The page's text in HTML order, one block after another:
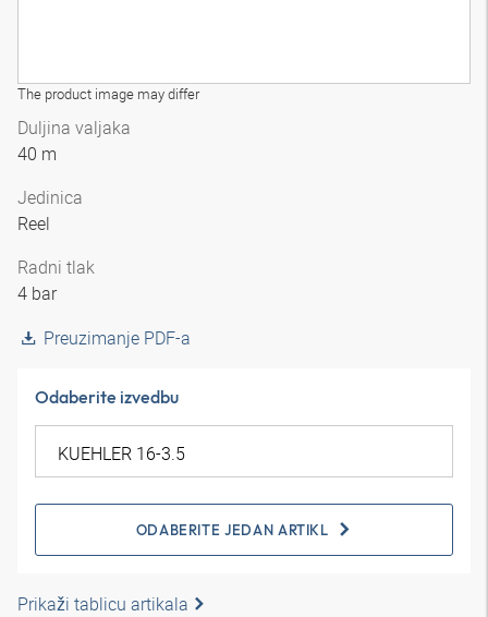
The product image may differ
Duljina valjaka
40 m
Jedinica
Reel
Radni tlak
4 bar
Preuzimanje PDF-a
Odaberite izvedbu
ODABERITE JEDAN ARTIKL
Prikaži tablicu artikala